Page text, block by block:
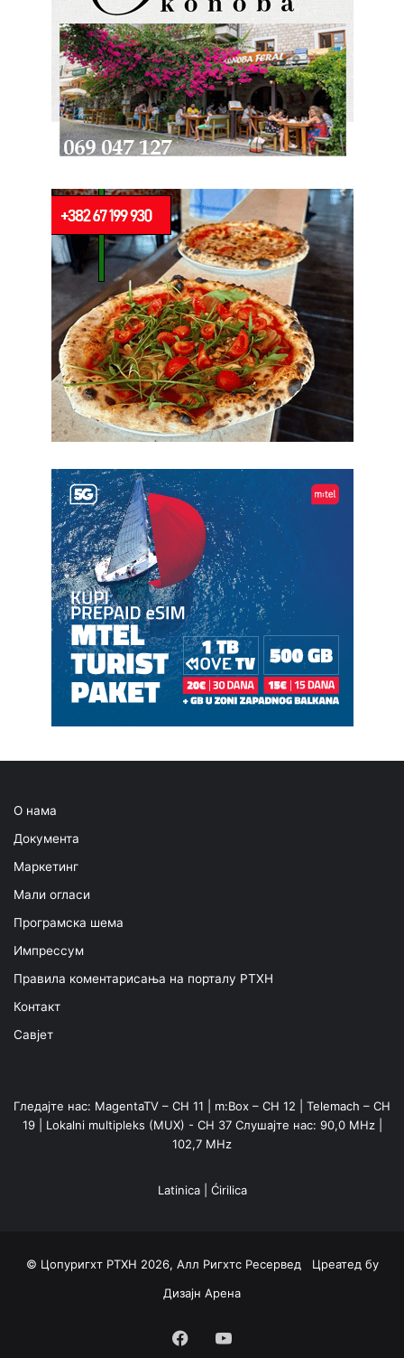
О нама
Документа
Маркетинг
Мали огласи
Програмска шема
Импрессум
Правила коментарисања на порталу РТХН
Контакт
Савјет
Гледајте нас: MagentaTV – CH 11 | m:Box – CH 12 | Telemach – CH
19 | Lokalni multipleks (MUX) - CH 37 Слушајте нас: 90,0 MHz |
102,7 MHz
Latinica| Ćirilica
© Цопyригхт РТХН 2026, Алл Ригхтс Ресервед Цреатед бy
Дизајн Арена
FacebookYouTube